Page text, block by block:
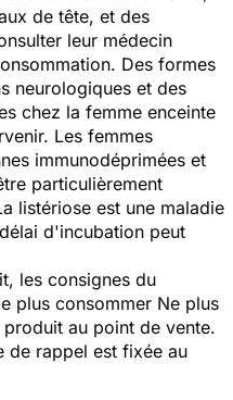
de tête, et des
leur médecin
Des formes
neurologiques et des
chez la femme enceinte
Les femmes
immunodéprimées et
particulièrement
listériose est une maladie
d'incubation peut
les consignes du
plus consommer Ne plus
au point de vente.
de rappel est fixée au